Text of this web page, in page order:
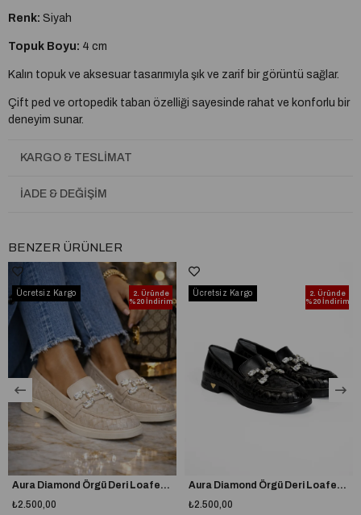
Renk: Siyah
Topuk Boyu: 4 cm
Kalın topuk ve aksesuar tasarımıyla şık ve zarif bir görüntü sağlar.
Çift ped ve ortopedik taban özelliği sayesinde rahat ve konforlu bir
deneyim sunar.
almanız tavsiye edilir.
A plus kalite kusursuz işçilik
KARGO & TESLIMAT
İADE & DEĞIŞIM
BENZER ÜRÜNLER
2. Üründe
%20 İndirim
Aura Diamond Örgü Deri Loafer Bej
₺2.500,00
Ücretsiz Kargo
2. Üründe
%20 İndirim
Aura Diamond Örgü Deri Loafer Siyah
₺2.500,00
Ücretsiz Kargo